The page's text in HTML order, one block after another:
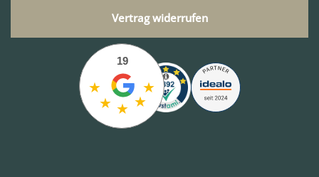
Vertrag widerrufen
★
★ ★ ★
★
19